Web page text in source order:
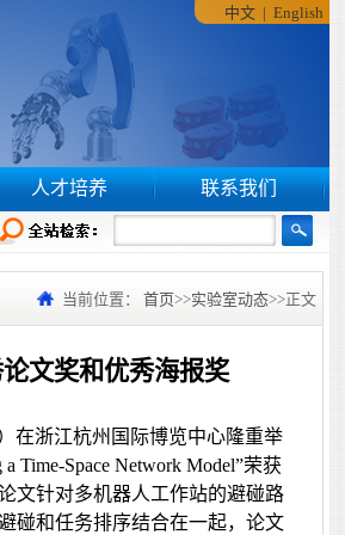
中文 | English
人才培养 联系我们
当前位置： 首页>>实验室动态>>正文
文奖和优秀海报奖
在浙江杭州国际博览中心隆重举
Time-Space Network Model”荣获
文针对多机器人工作站的避碰路
碰和任务排序结合在一起，论文